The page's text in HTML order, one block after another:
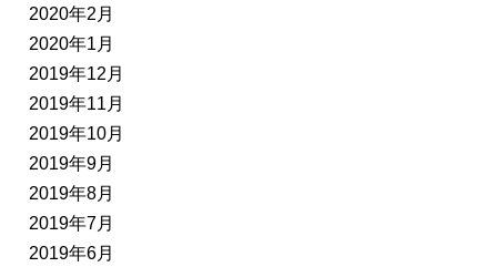
2020年2月
2020年1月
2019年12月
2019年11月
2019年10月
2019年9月
2019年8月
2019年7月
2019年6月